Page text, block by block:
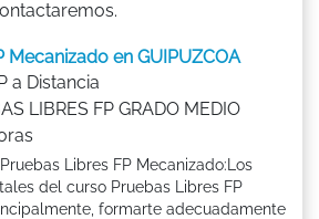
Mecanizado en GUIPUZCOA
a Distancia
LIBRES FP GRADO MEDIO
Libres FP Mecanizado:Los
del curso Pruebas Libres FP
formarte adecuadamente